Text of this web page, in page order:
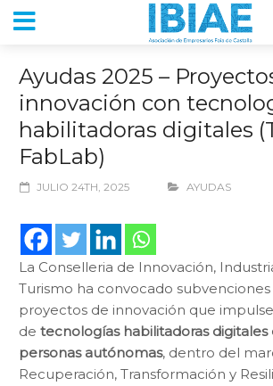
Ayudas 2025 –
innovación con
habilitadoras digitales
FabLab)
JULIO 24TH, 2025 AYUDAS
La Conselleria de Innovación,
Turismo ha convocado
proyectos de innovación que
de tecnologías habilitadoras digitales
personas autónomas, dentro del
Recuperación, Transformación y